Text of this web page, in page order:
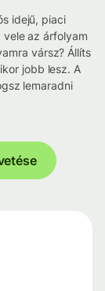
idejű, piaci
az árfolyam
vársz? Állíts
jobb lesz. A
lemaradni